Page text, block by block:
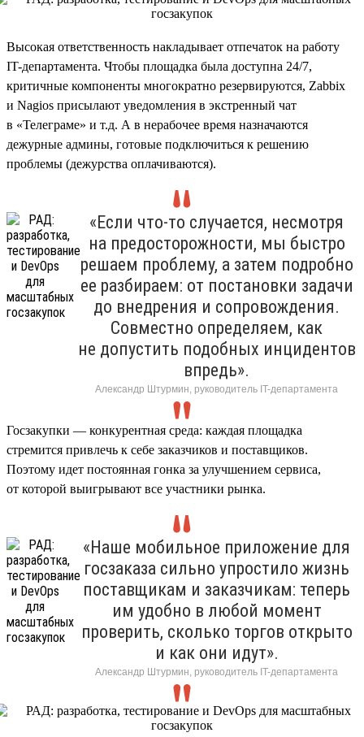
Высокая ответственность накладывает отпечаток на работу
IT-департамента. Чтобы площадка была доступна 24/7,
критичные компоненты многократно резервируются, Zabbix
и Nagios присылают уведомления в экстренный чат
в «Телеграме» и т.д. А в нерабочее время назначаются
дежурные админы, готовые подключиться к решению
проблемы (дежурства оплачиваются).
«Если что-то случается, несмотря
на предосторожности, мы быстро
решаем проблему, а затем подробно
ее разбираем: от постановки задачи
до внедрения и сопровождения.
Совместно определяем, как
не допустить подобных инцидентов
впредь».
Александр Штурмин, руководитель IT-департамента
Госзакупки — конкурентная среда: каждая площадка
стремится привлечь к себе заказчиков и поставщиков.
Поэтому идет постоянная гонка за улучшением сервиса,
от которой выигрывают все участники рынка.
«Наше мобильное приложение для
госзаказа сильно упростило жизнь
поставщикам и заказчикам: теперь
им удобно в любой момент
проверить, сколько торгов открыто
и как они идут».
Александр Штурмин, руководитель IT-департамента